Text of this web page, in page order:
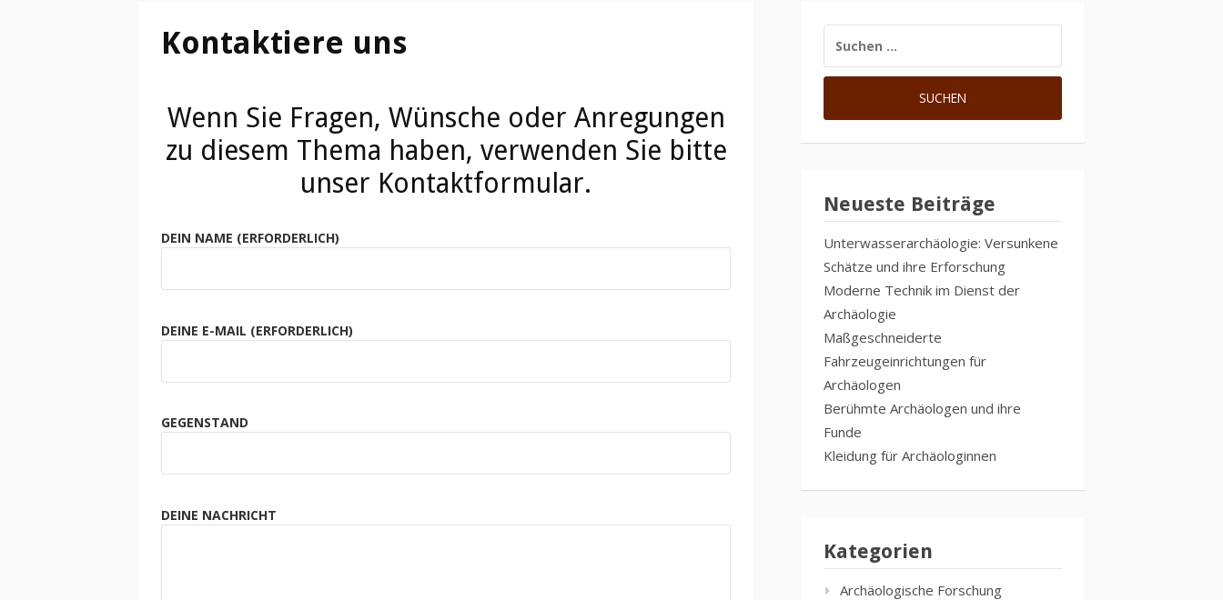
Kontaktiere uns
Wenn Sie Fragen, Wünsche oder Anregungen
zu diesem Thema haben, verwenden Sie bitte
unser Kontaktformular.
DEIN NAME (ERFORDERLICH)
DEINE E-MAIL (ERFORDERLICH)
GEGENSTAND
DEINE NACHRICHT
NACH:
Neueste Beiträge
Unterwasserarchäologie: Versunkene
Schätze und ihre Erforschung
Moderne Technik im Dienst der
Archäologie
Maßgeschneiderte
Fahrzeugeinrichtungen für
Archäologen
Berühmte Archäologen und ihre
Funde
Kleidung für Archäologinnen
Kategorien
Archäologische Forschung